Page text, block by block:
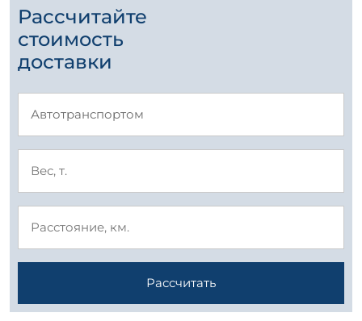
Рассчитайте
стоимость
доставки
Рассчитать